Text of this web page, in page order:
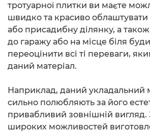
тротуарної плитки ви маєте
швидко та красиво облаштувати
або присадибну ділянку, а
до гаражу або на місце біля
переоцінити всі ті переваги,
даний матеріал.
Наприклад, даний укладальний
сильно полюбляють за його
привабливий зовнішній вигляд.
широких можливостей